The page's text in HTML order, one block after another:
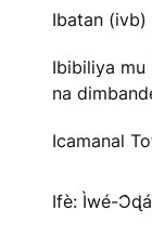
Ibatan (ivb)
Ibibiliya mu
na
Icamanal
Ifè: Ìwé-